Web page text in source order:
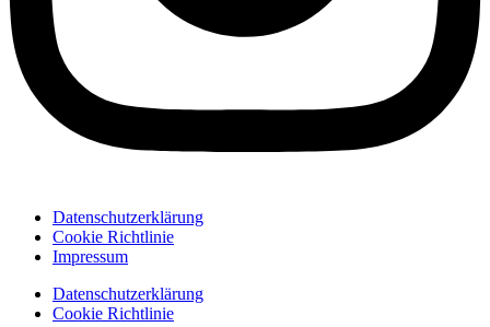
Datenschutzerklärung
Cookie Richtlinie
Impressum
Datenschutzerklärung
Cookie Richtlinie